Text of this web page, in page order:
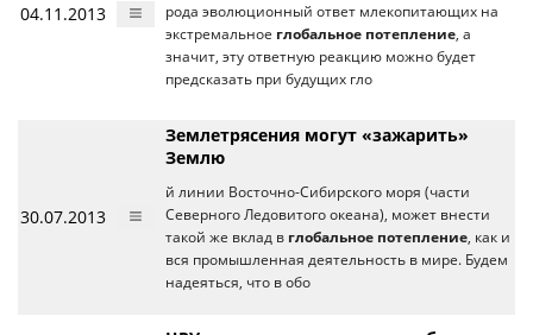
04.11.2013
рода эволюционный ответ млекопитающих на
экстремальное глобальное потепление, а
значит, эту ответную реакцию можно будет
предсказать при будущих гло
30.07.2013
Землетрясения могут «зажарить»
Землю
й линии Восточно-Сибирского моря (части
Северного Ледовитого океана), может внести
такой же вклад в глобальное потепление, как и
вся промышленная деятельность в мире. Будем
надеяться, что в обо